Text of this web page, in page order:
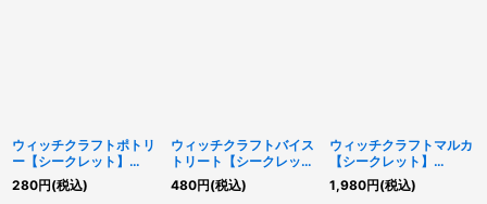
ウィッチクラフトポトリ
ー【シークレット】
{RV01-JP035}《モンス
ター》
280円(税込)
ウィッチクラフトバイス
トリート【シークレッ
ト】{RV01-JP044}《魔
法》
480円(税込)
ウィッチクラフトマルカ
【シークレット】
{RV01-JP024}《モンス
ター》
1,980円(税込)